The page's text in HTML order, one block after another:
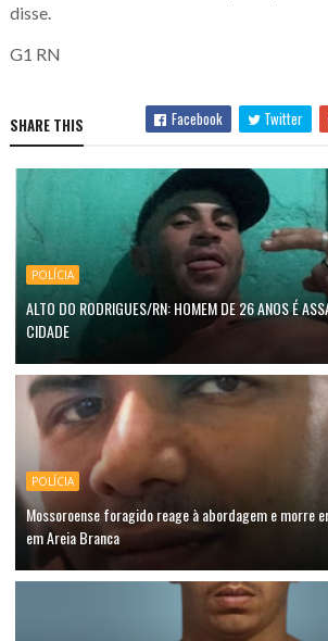
disse.
G1 RN
SHARE THIS Facebook Twitter
POLÍCIA
ALTO DO RODRIGUES/RN: HOMEM DE 26 ANOS É
CIDADE
POLÍCIA
Mossoroense foragido reage à abordagem e morre
em Areia Branca